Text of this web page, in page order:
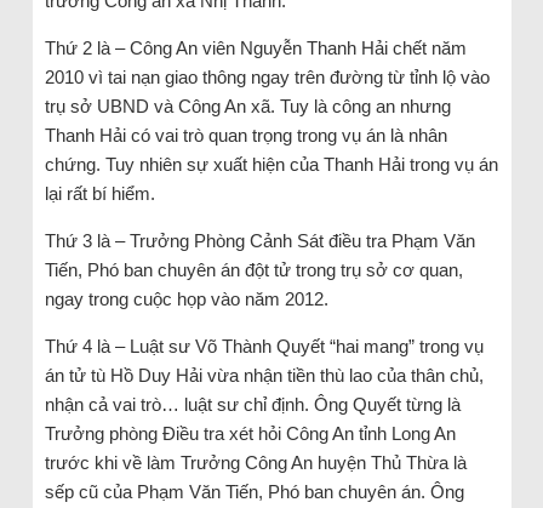
Thứ 2 là – Công An viên Nguyễn Thanh Hải chết năm
2010 vì tai nạn giao thông ngay trên đường từ tỉnh lộ vào
trụ sở UBND và Công An xã. Tuy là công an nhưng
Thanh Hải có vai trò quan trọng trong vụ án là nhân
chứng. Tuy nhiên sự xuất hiện của Thanh Hải trong vụ án
lại rất bí hiểm.
Thứ 3 là – Trưởng Phòng Cảnh Sát điều tra Phạm Văn
Tiến, Phó ban chuyên án đột tử trong trụ sở cơ quan,
ngay trong cuộc họp vào năm 2012.
Thứ 4 là – Luật sư Võ Thành Quyết “hai mang” trong vụ
án tử tù Hồ Duy Hải vừa nhận tiền thù lao của thân chủ,
nhận cả vai trò… luật sư chỉ định. Ông Quyết từng là
Trưởng phòng Điều tra xét hỏi Công An tỉnh Long An
trước khi về làm Trưởng Công An huyện Thủ Thừa là
sếp cũ của Phạm Văn Tiến, Phó ban chuyên án. Ông